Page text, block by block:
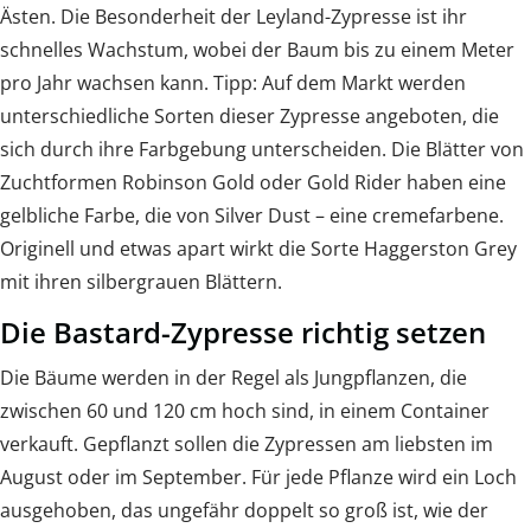
Ästen. Die Besonderheit der Leyland-Zypresse ist ihr
schnelles Wachstum, wobei der Baum bis zu einem Meter
pro Jahr wachsen kann. Tipp: Auf dem Markt werden
unterschiedliche Sorten dieser Zypresse angeboten, die
sich durch ihre Farbgebung unterscheiden. Die Blätter von
Zuchtformen Robinson Gold oder Gold Rider haben eine
gelbliche Farbe, die von Silver Dust – eine cremefarbene.
Originell und etwas apart wirkt die Sorte Haggerston Grey
mit ihren silbergrauen Blättern.
Die Bastard-Zypresse richtig setzen
Die Bäume werden in der Regel als Jungpflanzen, die
zwischen 60 und 120 cm hoch sind, in einem Container
verkauft. Gepflanzt sollen die Zypressen am liebsten im
August oder im September. Für jede Pflanze wird ein Loch
ausgehoben, das ungefähr doppelt so groß ist, wie der